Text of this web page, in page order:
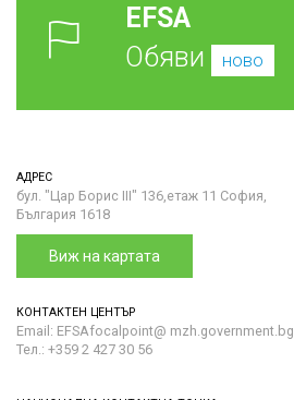
EFSA
Обяви
ново
АДРЕС
бул. "Цар Борис III" 136,етаж 11 София,
България 1618
Виж на картата
КОНТАКТЕН ЦЕНТЪР
Email: EFSAfocalpoint@ mzh.government.bg
Тел.: +359 2 427 30 56